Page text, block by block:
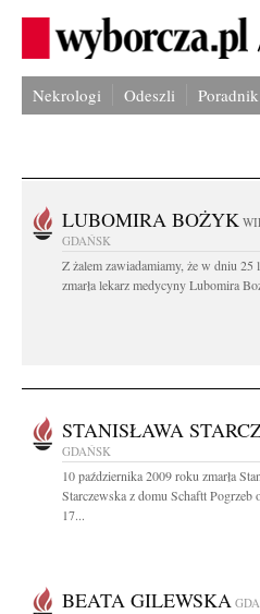
Nekrologi Odeszli
LUBOMIRA BOŻYK
GDAŃSK
Z żalem zawiadamiamy, że w dniu 25
zmarła lekarz medycyny Lubomira
STANISŁAWA
GDAŃSK
10 października 2009 roku zmarła
Starczewska z domu Schaftt Pogrzeb
17...
BEATA GILEWSKA